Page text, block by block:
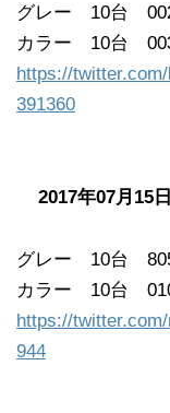
グレー 10台
カラー 10台
https://
391360
2017年07月
グレー 10台
カラー 10台
https://
944